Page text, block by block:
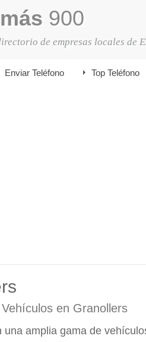
900
de empresas locales de
Enviar Teléfono Top Teléfono
en Granollers
amplia gama de